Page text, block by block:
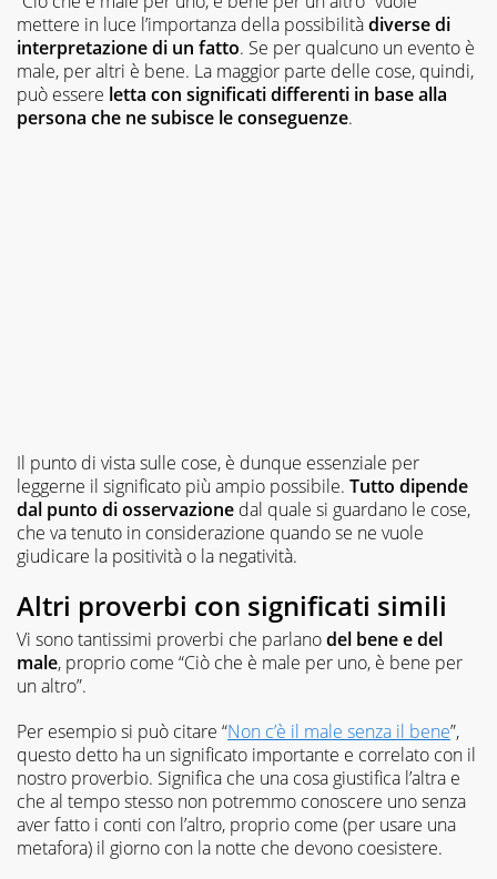
mettere in luce l’importanza della possibilitàdiverse di
interpretazione di un fatto. Se per qualcuno un evento è
male, per altri è bene. La maggior parte delle cose, quindi,
può essere letta con significati differenti in base alla
persona che ne subisce le conseguenze.
Il punto di vista sulle cose, è dunque essenziale per
leggerne il significato più ampio possibile. Tutto dipende
dal punto di osservazione dal quale si guardano le cose,
che va tenuto in considerazione quando se ne vuole
giudicare la positività o la negatività.
Altri proverbi con significati simili
Vi sono tantissimi proverbi che parlanodel bene e del
male, proprio come “Ciò che è male per uno, è bene per
un altro”.
Per esempio si può citare “Non c’è il male senza il bene”,
questo detto ha un significato importante e correlato con il
nostro proverbio. Significa che una cosa giustifica l’altra e
che al tempo stesso non potremmo conoscere uno senza
aver fatto i conti con l’altro, proprio come (per usare una
metafora) il giorno con la notte che devono coesistere.